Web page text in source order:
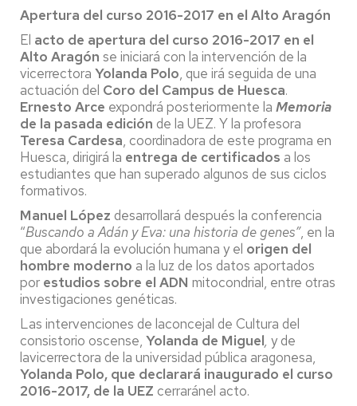
Apertura del curso 2016-2017 en el Alto Aragón
El acto de apertura del curso 2016-2017 en el
Alto Aragón se iniciará con la intervención de la
vicerrectora Yolanda Polo, que irá seguida de una
actuación del Coro del Campus de Huesca.
Ernesto Arce expondrá posteriormente la Memoria
de la pasada edición de la UEZ. Y la profesora
Teresa Cardesa, coordinadora de este programa en
Huesca, dirigirá la entrega de certificados a los
estudiantes que han superado algunos de sus ciclos
formativos.
Manuel López desarrollará después la conferencia
“Buscando a Adán y Eva: una historia de genes”, en la
que abordará la evolución humana y el origen del
hombre moderno a la luz de los datos aportados
por estudios sobre el ADN mitocondrial, entre otras
investigaciones genéticas.
Las intervenciones de laconcejal de Cultura del
consistorio oscense, Yolanda de Miguel, y de
lavicerrectora de la universidad pública aragonesa,
Yolanda Polo, que declarará inaugurado el curso
2016-2017, de la UEZ cerraránel acto.